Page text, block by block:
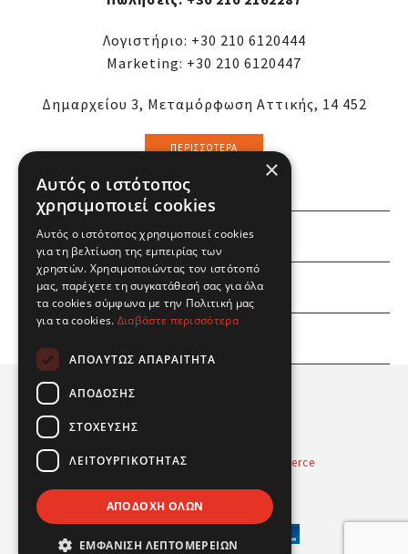
Λογιστήριο: +30 210 6120444
Marketing: +30 210 6120447
Δημαρχείου 3, Μεταμόρφωση Αττικής, 14 452
ΠΕΡΙΣΣΌΤΕΡΑ
ΕΜΕΙΣ
ΕΣΕΙΣ
Powered byRadicode
nopCommerce
×
Αυτός ο ιστότοπος
χρησιμοποιεί cookies
Αυτός ο ιστότοπος χρησιμοποιεί cookies
για τη βελτίωση της εμπειρίας των
χρηστών. Χρησιμοποιώντας τον ιστότοπό
μας, παρέχετε τη συγκατάθεσή σας για όλα
τα cookies σύμφωνα με την Πολιτική μας
για τα cookies. Διαβάστε περισσότερα
ΑΠΟΛΎΤΩΣ ΑΠΑΡΑΊΤΗΤΑ
ΑΠΌΔΟΣΗΣ
ΣΤΌΧΕΥΣΗΣ
ΛΕΙΤΟΥΡΓΙΚΌΤΗΤΑΣ
ΑΠΟΔΟΧΉ ΌΛΩΝ
ΕΜΦΆΝΙΣΗ ΛΕΠΤΟΜΕΡΕΙΏΝ